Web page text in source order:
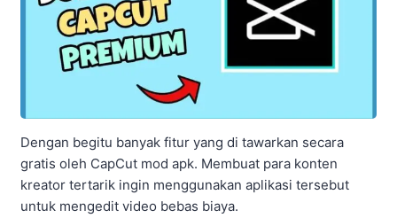
Dengan begitu banyak fitur yang di tawarkan secara
gratis oleh CapCut mod apk. Membuat para konten
kreator tertarik ingin menggunakan aplikasi tersebut
untuk mengedit video bebas biaya.